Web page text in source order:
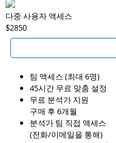
다중 사용자 액세스
$2850
팀 액세스 (최대 6명)
45시간 무료 맞춤 설정
무료 분석가 지원
구매 후 6개월
분석가 팀 직접 액세스
(전화/이메일을 통해)